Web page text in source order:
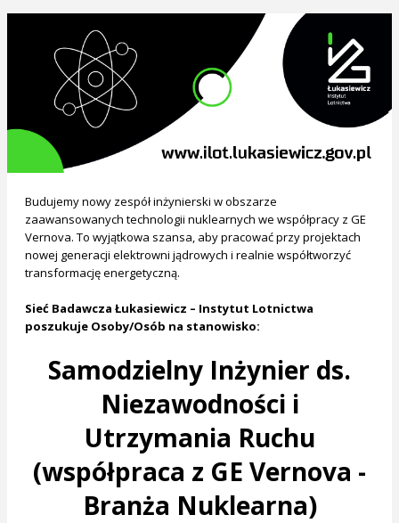
Budujemy nowy zespół inżynierski w obszarze
zaawansowanych technologii nuklearnych we współpracy z GE
Vernova. To wyjątkowa szansa, aby pracować przy projektach
nowej generacji elektrowni jądrowych i realnie współtworzyć
transformację energetyczną.
Sieć Badawcza Łukasiewicz – Instytut Lotnictwa
poszukuje Osoby/Osób na stanowisko:
Samodzielny Inżynier ds.
Niezawodności i
Utrzymania Ruchu
(współpraca z GE Vernova -
Branża Nuklearna)